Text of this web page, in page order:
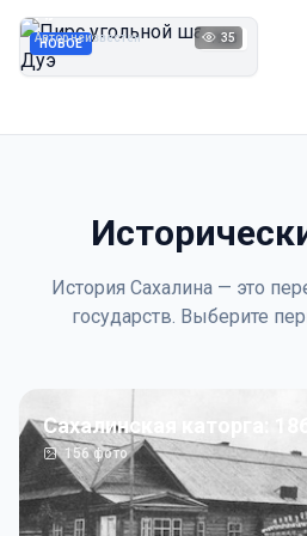
НОВОЕ 1923
Автор неизвестен 35
История Сахалина — это
государств. Выберите
Сахалинская каторга:
156фото